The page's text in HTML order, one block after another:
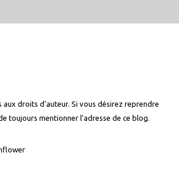
aux droits d'auteur. Si vous désirez reprendre
toujours mentionner l'adresse de ce blog.